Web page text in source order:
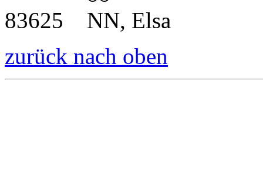
83625 NN, Elsa
zurück nach oben